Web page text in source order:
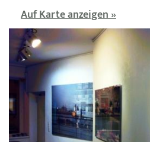
Auf Karte anzeigen »